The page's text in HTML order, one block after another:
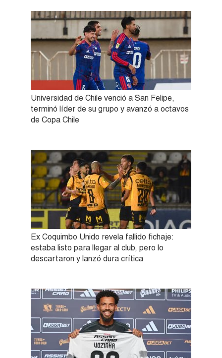
Universidad de Chile venció a San Felipe,
terminó líder de su grupo y avanzó a octavos
de Copa Chile
Ex Coquimbo Unido revela fallido fichaje:
estaba listo para llegar al club, pero lo
descartaron y lanzó dura crítica